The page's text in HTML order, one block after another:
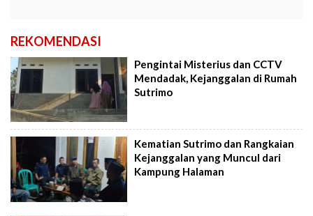
REKOMENDASI
Pengintai Misterius dan CCTV
Mendadak, Kejanggalan di Rumah
Sutrimo
Kematian Sutrimo dan Rangkaian
Kejanggalan yang Muncul dari
Kampung Halaman